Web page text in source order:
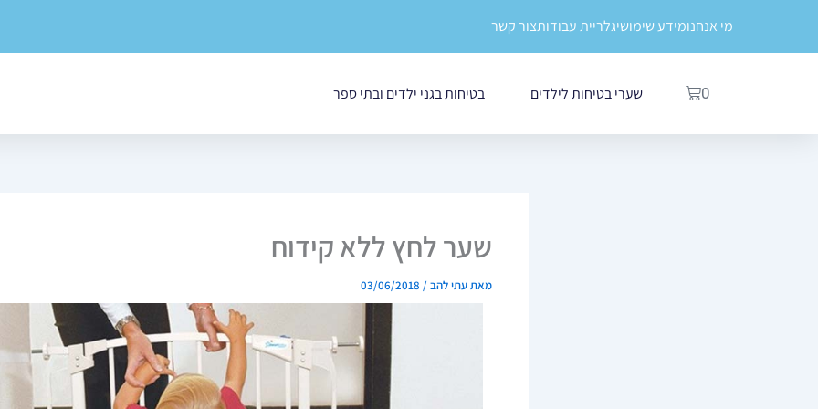
מי אנחנומידע שימושיגלריית עבודותצור קשר
0
עגלת
שערי בטיחות לילדים בטיחות בגני ילדים ובתי ספר
שער לחץ ללא קידוח
מאתעתי להב /
03/06/2018